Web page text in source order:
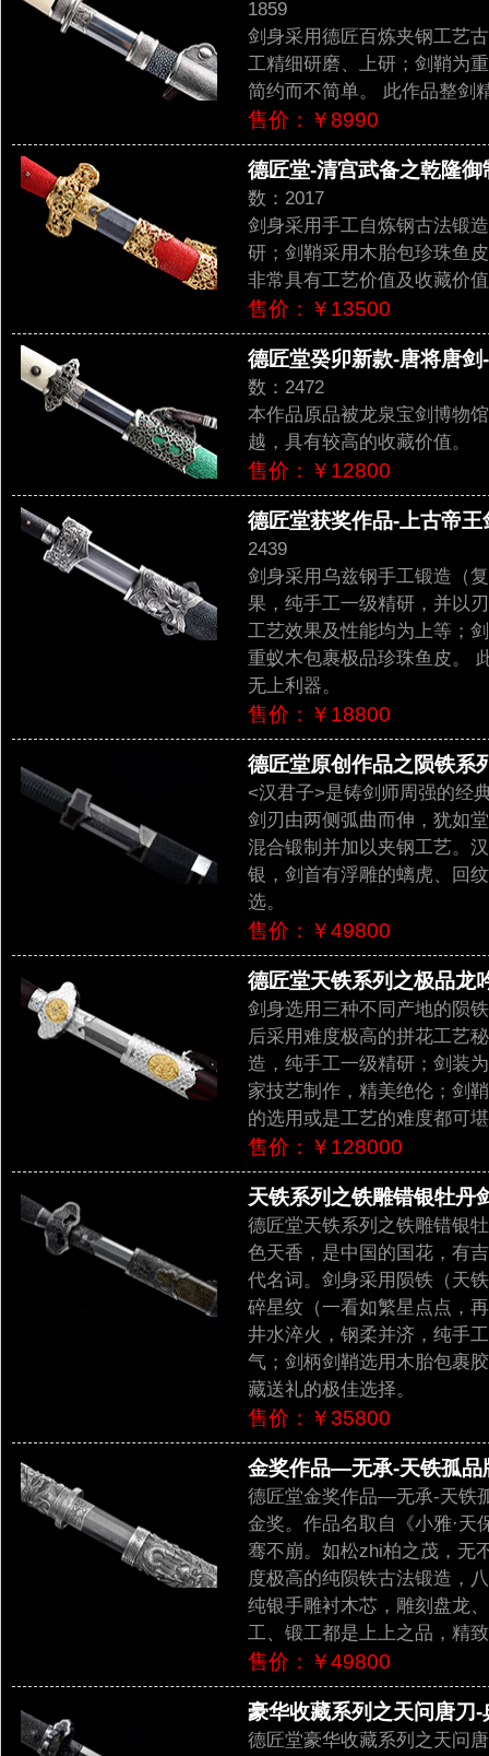
1859
剑身采用德匠百炼夹钢工艺
工精细研磨、上研；剑鞘为
简约而不简单。 此作品整剑
售价：￥8990
德匠堂-清宫武备之乾隆
数：2017
剑身采用手工自炼钢古法锻
研；剑鞘采用木胎包珍珠鱼
非常具有工艺价值及收藏价
售价：￥13500
德匠堂癸卯新款-唐将唐
数：2472
本作品原品被龙泉宝剑博物
越，具有较高的收藏价值。
售价：￥12800
德匠堂获奖作品-上古帝
2439
剑身采用乌兹钢手工锻造（
果，纯手工一级精研，并以
工艺效果及性能均为上等；
重蚁木包裹极品珍珠鱼皮。
无上利器。
售价：￥18800
德匠堂原创作品之陨铁系
<汉君子>是铸剑师周强的经
剑刃由两侧弧曲而伸，犹如
混合锻制并加以夹钢工艺。
银，剑首有浮雕的螭虎、回
选。
售价：￥49800
德匠堂天铁系列之极品龙
剑身选用三种不同产地的陨
后采用难度极高的拼花工艺
造，纯手工一级精研；剑装
家技艺制作，精美绝伦；剑
的选用或是工艺的难度都可
售价：￥128000
天铁系列之铁雕错银牡丹
德匠堂天铁系列之铁雕错银
色天香，是中国的国花，有
代名词。剑身采用陨铁（天
碎星纹（一看如繁星点点，
井水淬火，钢柔并济，纯手
气；剑柄剑鞘选用木胎包裹
藏送礼的极佳选择。
售价：￥35800
金奖作品—无承-天铁孤品
德匠堂金奖作品—无承-天铁
金奖。作品名取自《小雅·天
骞不崩。如松zhi柏之茂，无
度极高的纯陨铁古法锻造，
纯银手雕衬木芯，雕刻盘龙
工、锻工都是上上之品，精
售价：￥49800
豪华收藏系列之天问唐刀
德匠堂豪华收藏系列之天问